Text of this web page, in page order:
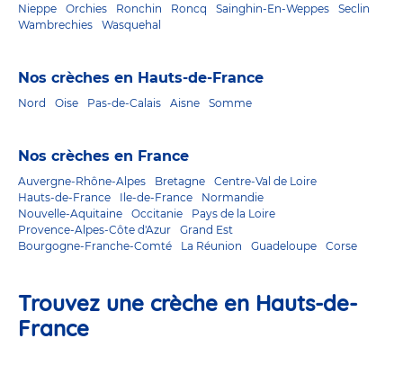
Nieppe
Orchies Ronchin Roncq Sainghin-En-Weppes
Seclin
Wambrechies
Wasquehal
Nos crèches en Hauts-de-France
Nord Oise Pas-de-Calais Aisne Somme
Nos crèches en France
Auvergne-Rhône-Alpes Bretagne
Centre-Val de Loire
Hauts-de-France
Ile-de-France
Normandie
Nouvelle-Aquitaine
Occitanie
Pays de la Loire
Provence-Alpes-Côte d'Azur
Grand Est
Bourgogne-Franche-Comté
La Réunion Guadeloupe Corse
Trouvez une crèche en Hauts-de-
France